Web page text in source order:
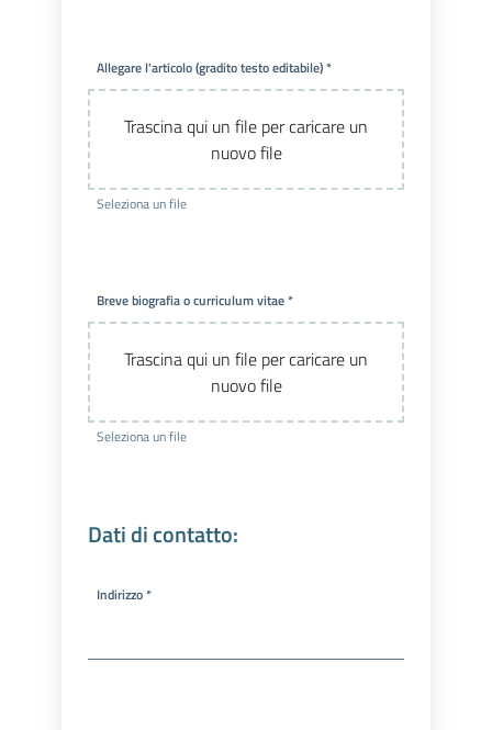
Allegare l'articolo (gradito testo editabile) *
Trascina qui un file per caricare un
nuovo file
Seleziona un file
Breve biografia o curriculum vitae *
Trascina qui un file per caricare un
nuovo file
Seleziona un file
Dati di contatto:
Indirizzo *